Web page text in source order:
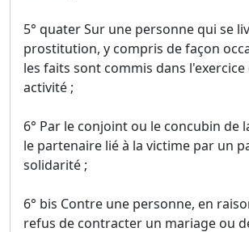
5° quater Sur une personne qui se
prostitution, y compris de façon
les faits sont commis dans
activité ;
6° Par le conjoint ou le concubin de
le partenaire lié à la victime par un
solidarité ;
6° bis Contre une personne, en
refus de contracter un mariage ou